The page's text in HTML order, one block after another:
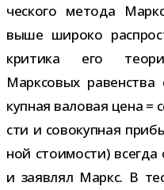
че­ского метода
выше широко
кри­тика его
Марксовых
куп­ная вало­вая цена
сти и сово­куп­ная
ной сто­и­мо­сти)
и заяв­лял Маркс. В